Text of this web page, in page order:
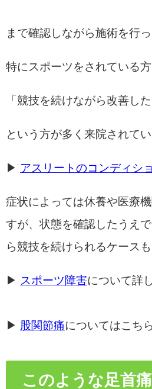
まで確認しながら施術を行っ
特にスポーツをされている方
「競技を続けながら改善した
という方が多く来院されてい
▶ アスリートのコンディシ
症状によっては休養や医療
すが、状態を確認したうえ
ら競技を続けられるケースも
▶ スポーツ障害について詳
▶ 股関節痛についてはこちら
このような足首